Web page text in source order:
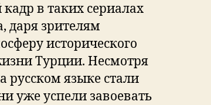
в таких сериалах
даря зрителям
исторического
Турции. Несмотря
русском языке стали
уже успели завоевать